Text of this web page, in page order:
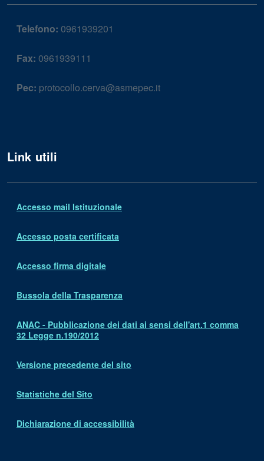
Telefono: 0961939201
Fax: 0961939111
Pec: protocollo.cerva@asmepec.it
Link utili
Accesso mail Istituzionale
Accesso posta certificata
Accesso firma digitale
Bussola della Trasparenza
ANAC - Pubblicazione dei dati ai sensi dell'art.1 comma
32 Legge n.190/2012
Versione precedente del sito
Statistiche del Sito
Dichiarazione di accessibilità